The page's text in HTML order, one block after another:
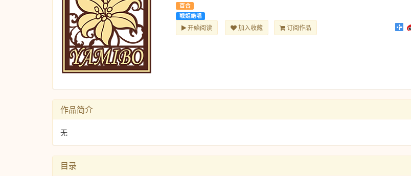
百合
戦姫絶唱
开始阅读 加入收藏 订阅作品
作品简介
无
目录